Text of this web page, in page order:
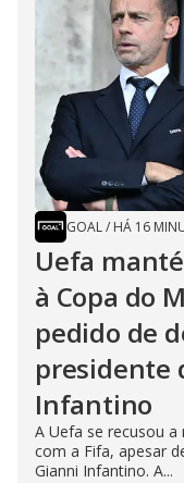
GOAL/ HÁ 16
Uefa
à Copa do
pedido de
presidente
Infantino
A Uefa se recusou
com a Fifa, apesar
Gianni Infantino. A...